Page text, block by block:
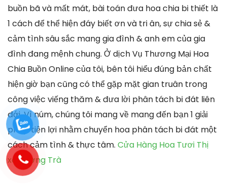
buồn bã và mất mát, bài toán đưa hoa chia bi thiết là
1 cách để thể hiện đáy biết ơn và tri ân, sự chia sẻ &
cảm tình sâu sắc mang gia đình & anh em của gia
đình đang mệnh chung. Ở dịch Vụ Thương Mại Hoa
Chia Buồn Online của tôi, bên tôi hiểu đúng bản chất
hiện giờ bạn cũng có thể gặp mặt gian truân trong
công việc viếng thăm & đưa lời phân tách bi đát liên
đới. Vì núm, chúng tôi mang về mang đến bạn 1 giải
pháp tiện lợi nhằm chuyển hoa phân tách bi đát một
cách cảm tình & thực tâm. Cửa Hàng Hoa Tươi Thị
xã Hương Trà